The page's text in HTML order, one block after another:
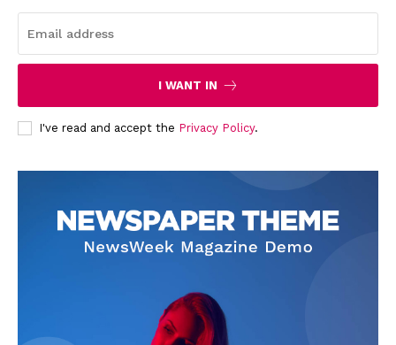
I WANT IN
I've read and accept the Privacy Policy.